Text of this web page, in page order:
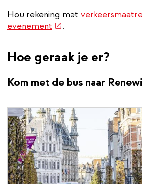
Hou rekening met
evenement (externe
.
Hoe geraak je er?
Kom met de bus naar